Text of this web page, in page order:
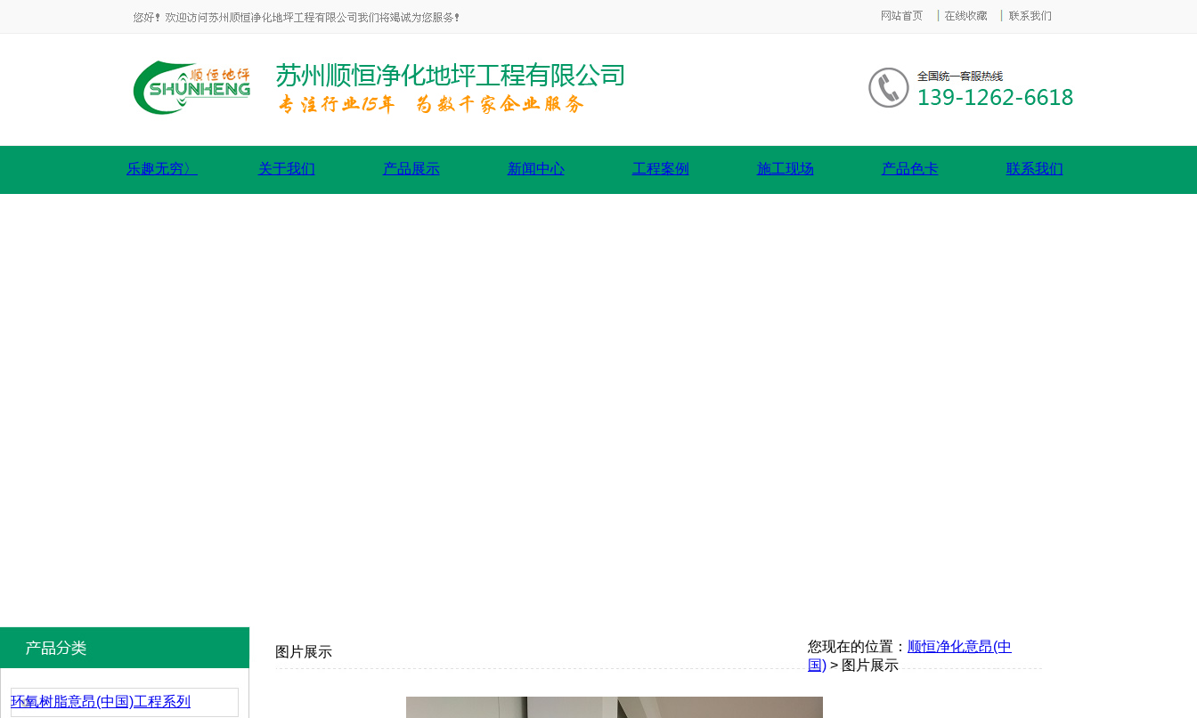
乐趣无穷〉 关于我们 产品展示 新闻中心 工程案例 施工现场 产品色卡 联系我们
环氧树脂意昂(中国)工程系列
图片展示 您现在的位置： 顺恒净化意昂(中
国)> 图片展示